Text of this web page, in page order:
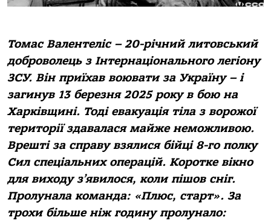
Томас Валентеліс – 20-річний литовський
доброволець з Інтернаціонального легіону
ЗСУ. Він приїхав воювати за Україну – і
загинув 13 березня 2025 року в бою на
Харківщині. Тоді евакуація тіла з ворожої
території здавалася майже неможливою.
Врешті за справу взялися бійці 8-го полку
Сил спеціальних операцій. Коротке вікно
для виходу з’явилося, коли пішов сніг.
Пролунала команда: «Плюс, старт». За
трохи більше ніж годину пролунало: